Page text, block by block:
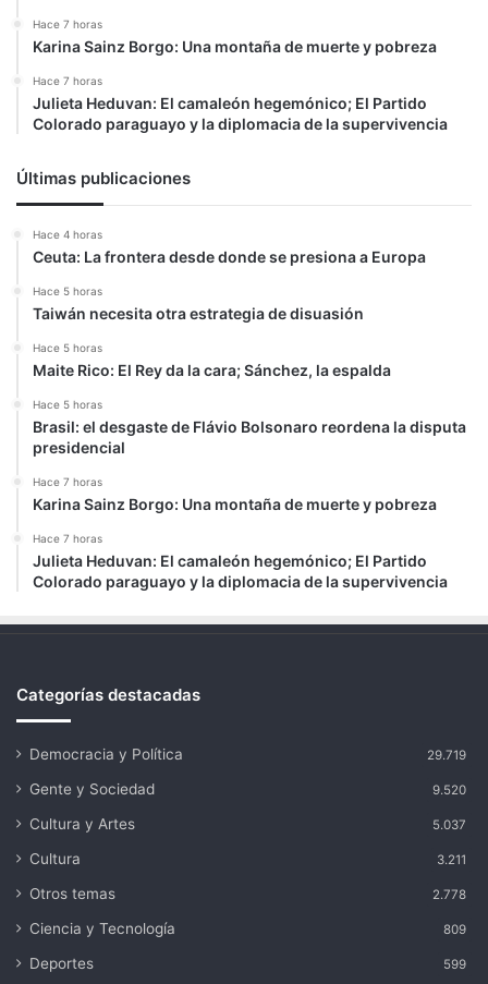
Hace 7 horas
Karina Sainz Borgo: Una montaña de muerte y pobreza
Hace 7 horas
Julieta Heduvan: El camaleón hegemónico; El Partido
Colorado paraguayo y la diplomacia de la supervivencia
Últimas publicaciones
Hace 4 horas
Ceuta: La frontera desde donde se presiona a Europa
Hace 5 horas
Taiwán necesita otra estrategia de disuasión
Hace 5 horas
Maite Rico: El Rey da la cara; Sánchez, la espalda
Hace 5 horas
Brasil: el desgaste de Flávio Bolsonaro reordena la disputa
presidencial
Hace 7 horas
Karina Sainz Borgo: Una montaña de muerte y pobreza
Hace 7 horas
Julieta Heduvan: El camaleón hegemónico; El Partido
Colorado paraguayo y la diplomacia de la supervivencia
Categorías destacadas
Democracia y Política 29.719
Gente y Sociedad 9.520
Cultura y Artes 5.037
Cultura 3.211
Otros temas 2.778
Ciencia y Tecnología 809
Deportes 599